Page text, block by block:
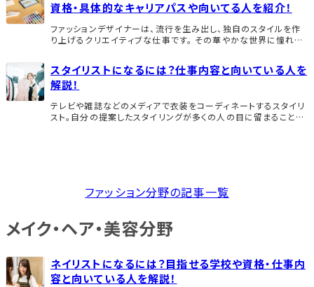
資格・具体的なキャリアパスや向いてる人を紹介！
ファッションデザイナーは、流行を生み出し、独自のスタイルを作
り上げるクリエイティブな仕事です。 その華やかな世界に憧れる
どんな学校に通うべきか、必要な資格は何か […]
スタイリストになるには？仕事内容と向いている人を
解説！
テレビや雑誌などのメディアで衣装をコーディネートするスタイリ
スト。自分の提案したスタイリングが多くの人の目に留まることか
ファッション分野の記事一覧
メイク・ヘア・美容分野
ネイリストになるには？目指せる学校や資格・仕事内
容と向いている人を解説！